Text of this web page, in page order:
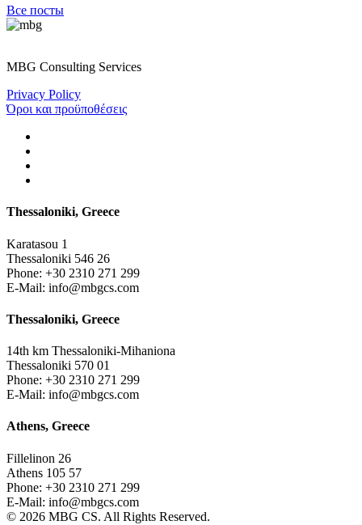
Все посты
MBG Consulting Services
Privacy Policy
Όροι και προϋποθέσεις
Thessaloniki, Greece
Karatasou 1
Thessaloniki 546 26
Phone: +30 2310 271 299
E-Mail: info@mbgcs.com
Thessaloniki, Greece
14th km Thessaloniki-Mihaniona
Thessaloniki 570 01
Phone: +30 2310 271 299
E-Mail: info@mbgcs.com
Athens, Greece
Fillelinon 26
Athens 105 57
Phone: +30 2310 271 299
E-Mail: info@mbgcs.com
© 2026 MBG CS. All Rights Reserved.